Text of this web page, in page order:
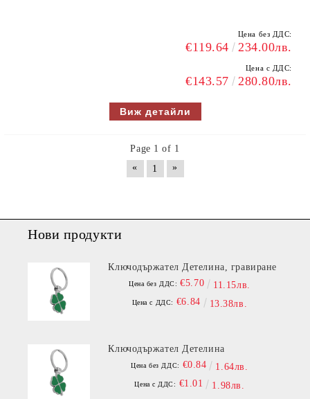
Цена без ДДС:
€119.64 234.00лв.
Цена с ДДС:
€143.57 280.80лв.
Виж детайли
Page 1 of 1
«
1 »
Нови продукти
Ключодържател Детелина, гравиране
Цена без ДДС: €5.70 11.15лв.
Цена с ДДС: €6.84 13.38лв.
Ключодържател Детелина
Цена без ДДС: €0.84 1.64лв.
Цена с ДДС: €1.01 1.98лв.